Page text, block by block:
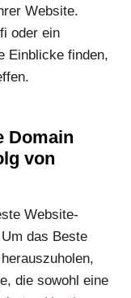
Website.
oder ein
Einblicke finden,
Domain
von
Website-
das Beste
die sowohl eine